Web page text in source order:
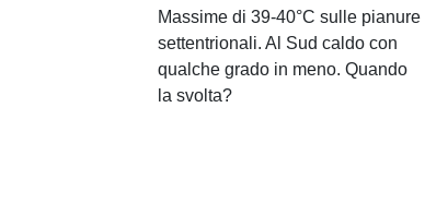
Massime di 39-40°C sulle pianure
settentrionali. Al Sud caldo con
qualche grado in meno. Quando
la svolta?